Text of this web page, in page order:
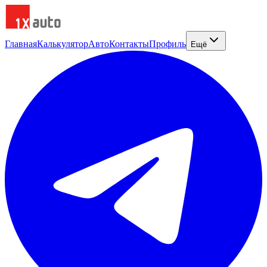
ГлавнаяКалькуляторАвтоКонтактыПрофиль Ещё